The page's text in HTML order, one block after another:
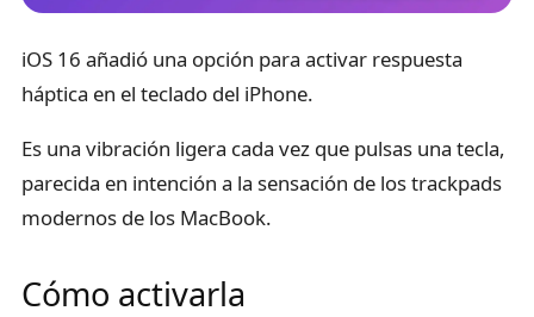
iOS 16 añadió una opción para activar respuesta
háptica en el teclado del iPhone.
Es una vibración ligera cada vez que pulsas una tecla,
parecida en intención a la sensación de los trackpads
modernos de los MacBook.
Cómo activarla